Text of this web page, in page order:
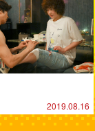
2019.08.16